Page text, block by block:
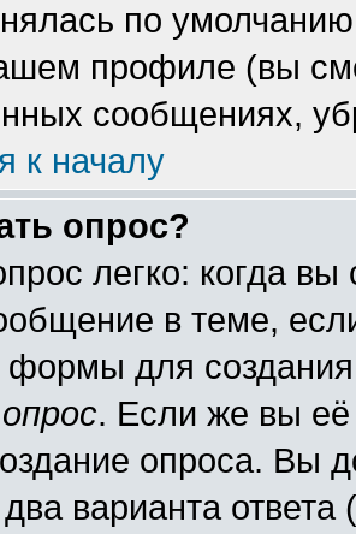
по
профиле (вы
сообщениях,
к началу
опрос?
легко: когда
в теме,
формы для
. Если же вы её
опроса. Вы
варианта ответа